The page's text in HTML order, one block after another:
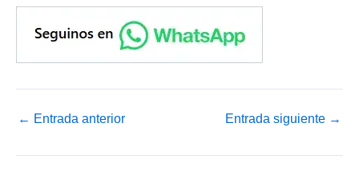
← Entrada anterior Entrada siguiente →